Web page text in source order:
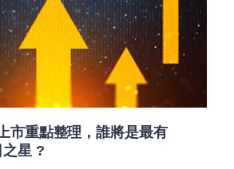
市重點整理，誰將是最有
之星 ?